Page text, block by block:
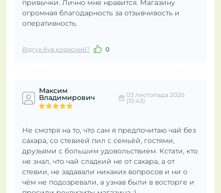
привычки. Лично мне нравится. Магазину
огромная благодарность за отзывчивость и
оперативность.
Відгук був корисний? 0
Максим
Владимирович
03 листопада 2020
(10:43)
Не смотря на то, что сам я предпочитаю чай без
сахара, со стевией пил с семьёй, гостями,
друзьями с большим удовольствием. Кстати, кто
не знал, что чай сладкий не от сахара, а от
стевии, не задавали никаких вопросов и ни о
чём не подозревали, а узнав были в восторге и